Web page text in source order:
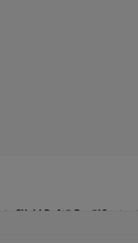
Click! Poftă Bună!Contact